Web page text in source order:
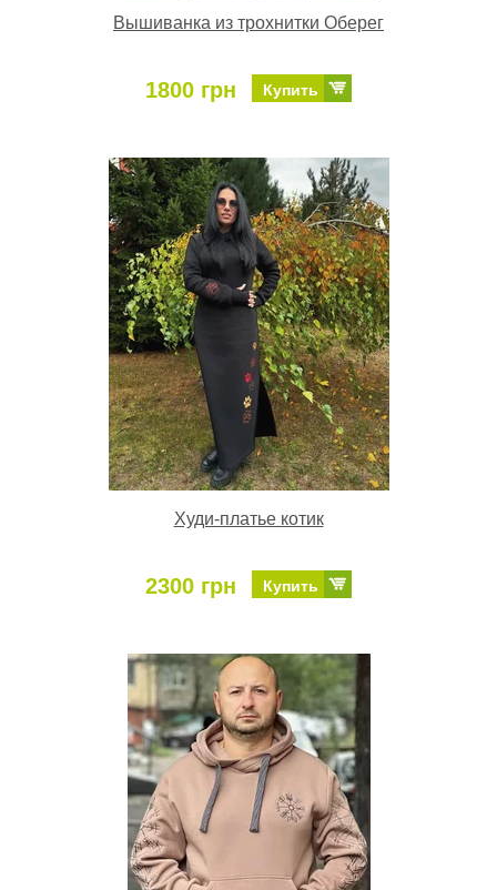
Вышиванка из трохнитки Оберег
1800 грн Купить
Худи-платье котик
2300 грн Купить